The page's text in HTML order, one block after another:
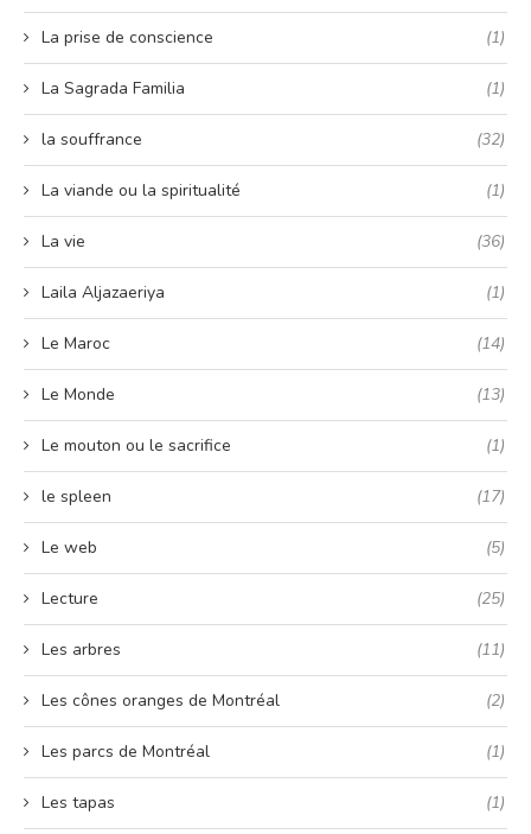
La prise de conscience (1)
La Sagrada Familia (1)
la souffrance (32)
La viande ou la spiritualité (1)
La vie (36)
Laila Aljazaeriya (1)
Le Maroc (14)
Le Monde (13)
Le mouton ou le sacrifice (1)
le spleen (17)
Le web (5)
Lecture (25)
Les arbres (11)
Les cônes oranges de Montréal (2)
Les parcs de Montréal (1)
Les tapas (1)